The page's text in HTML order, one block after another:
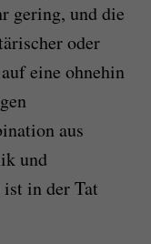
gering, und die
oder
eine ohnehin
aus
und
in der Tat